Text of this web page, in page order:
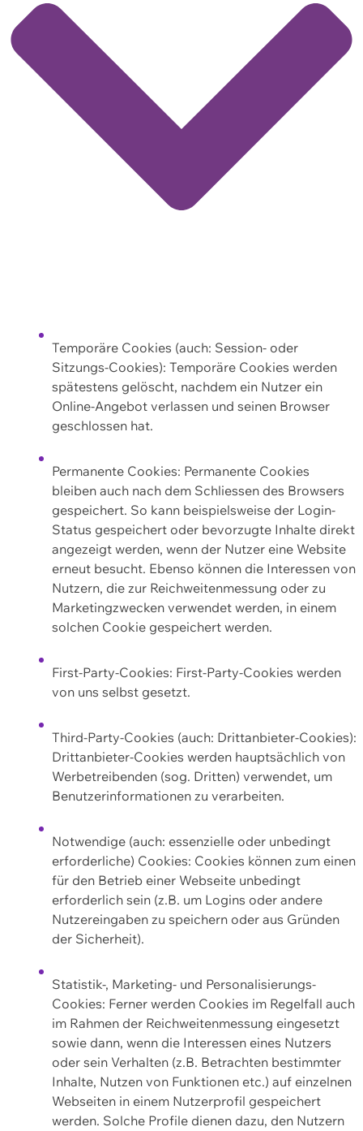
Temporäre Cookies (auch: Session- oder
Sitzungs-Cookies): Temporäre Cookies werden
spätestens gelöscht, nachdem ein Nutzer ein
Online-Angebot verlassen und seinen Browser
geschlossen hat.
Permanente Cookies: Permanente Cookies
bleiben auch nach dem Schliessen des Browsers
gespeichert. So kann beispielsweise der Login-
Status gespeichert oder bevorzugte Inhalte direkt
angezeigt werden, wenn der Nutzer eine Website
erneut besucht. Ebenso können die Interessen von
Nutzern, die zur Reichweitenmessung oder zu
Marketingzwecken verwendet werden, in einem
solchen Cookie gespeichert werden.
First-Party-Cookies: First-Party-Cookies werden
von uns selbst gesetzt.
Third-Party-Cookies (auch: Drittanbieter-Cookies):
Drittanbieter-Cookies werden hauptsächlich von
Werbetreibenden (sog. Dritten) verwendet, um
Benutzerinformationen zu verarbeiten.
Notwendige (auch: essenzielle oder unbedingt
erforderliche) Cookies: Cookies können zum einen
für den Betrieb einer Webseite unbedingt
erforderlich sein (z.B. um Logins oder andere
Nutzereingaben zu speichern oder aus Gründen
der Sicherheit).
Statistik-, Marketing- und Personalisierungs-
Cookies: Ferner werden Cookies im Regelfall auch
im Rahmen der Reichweitenmessung eingesetzt
sowie dann, wenn die Interessen eines Nutzers
oder sein Verhalten (z.B. Betrachten bestimmter
Inhalte, Nutzen von Funktionen etc.) auf einzelnen
Webseiten in einem Nutzerprofil gespeichert
werden. Solche Profile dienen dazu, den Nutzern